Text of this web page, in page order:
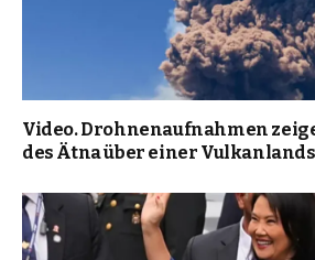
Video. Drohnenaufnahmen
des Ätna über einer